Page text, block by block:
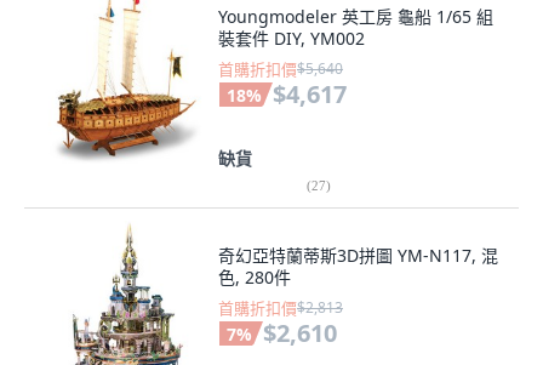
Youngmodeler 英工房 龜船 1/65 組
裝套件 DIY, YM002
首購折扣價$5,640
18% $4,617
缺貨
(27)
奇幻亞特蘭蒂斯3D拼圖 YM-N117, 混
色, 280件
首購折扣價$2,813
7% $2,610